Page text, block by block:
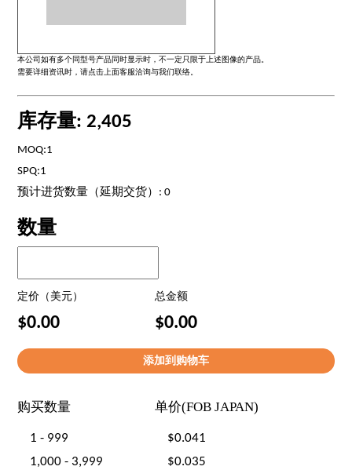
本公司如有多个同型号产品同时显示时，不一定只限于上述图像的产品。
需要详细资讯时，请点击上面客服洽询与我们联络。
库存量: 2,405
MOQ:1
SPQ:1
预计进货数量（延期交货）: 0
数量
定价（美元） 总金额
$0.00 $0.00
购买数量 单价(FOB JAPAN)
1 - 999
$0.041
1,000 - 3,999
$0.035